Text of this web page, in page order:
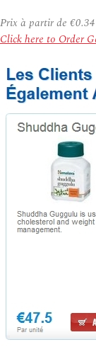
Prix à partir de €0.34
Click here to Order